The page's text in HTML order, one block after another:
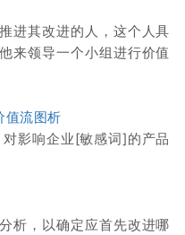
进其改进的人，这个人具
来领导一个小组进行价值
流图析
影响企业[敏感词]的产品
析，以确定应首先改进哪